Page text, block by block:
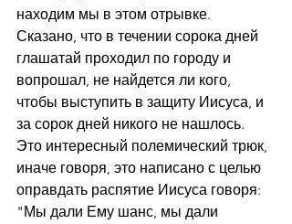
находим мы в этом отрывке.
Сказано, что в течении сорока дней
глашатай проходил по городу и
вопрошал, не найдется ли кого,
чтобы выступить в защиту Иисуса, и
за сорок дней никого не нашлось.
Это интересный полемический трюк,
иначе говоря, это написано с целью
оправдать распятие Иисуса говоря:
"Мы дали Ему шанс, мы дали